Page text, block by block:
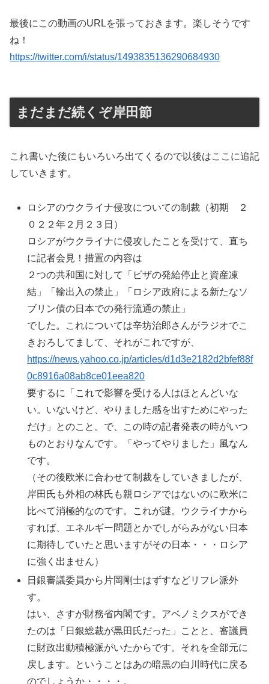
最後にこの動画のURLを張っておきます。楽しそうです
ね！
https://twitter.com/i/status/1493835136290684930
まだまだ続くぞ岸田節
これ書いた後にもいろいろ出てくるので以後はここに追記
していきます。
ロシアのウクライナ侵攻についての制裁（初期 ２
０２２年２月２３日）
ロシアがウクライナに侵攻したことを受けて、直ち
に記者会見！措置の内容は
２つの共和国に対して「ビザの発給停止と資産凍
結」「輸出入の禁止」「ロシア政府による新たなソ
ブリン債の日本での発行流通の禁止」
でした。これについては辛坊治郎さんがラジオでこ
きおろしてまして、それがこれですが、
https://news.yahoo.co.jp/articles/d1d3e2182d2bfef88f
0c8916a08ab8ce01eea820
要するに「これで影響を受ける人はほとんどいな
い。いないけど、やりました感を出すためにやった
だけ」とのこと。で、この時の記者発表の時がいつ
ものとおりなんです。「やってやりました」風なん
です。
（その後欧米に合わせて制裁をしていきましたが、
岸田氏も外相の林氏も親ロシアではないのに欧米に
比べて消極的なのです。これが謎。ウクライナから
すれば、エネルギー問題とかでしがらみがない日本
に期待していたと思いますがその日本・・・ロシア
に強く出ません）
日銀審議委員から片岡剛士はずすなどリフレ派外
す。
はい、さすが財務省内閣です。アベノミクスができ
たのは「日銀総裁が黒田氏だった」ことと、審議員
に財政出動積極派がいたからです。それを全部元に
戻します。ということはあの暗黒の白川時代に戻る
のでしょうか・・・・。